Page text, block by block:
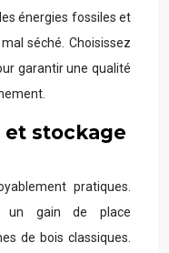
énergies fossiles et
séché. Choisissez
garantir une qualité
et stockage
pratiques.
un gain de place
de bois classiques.